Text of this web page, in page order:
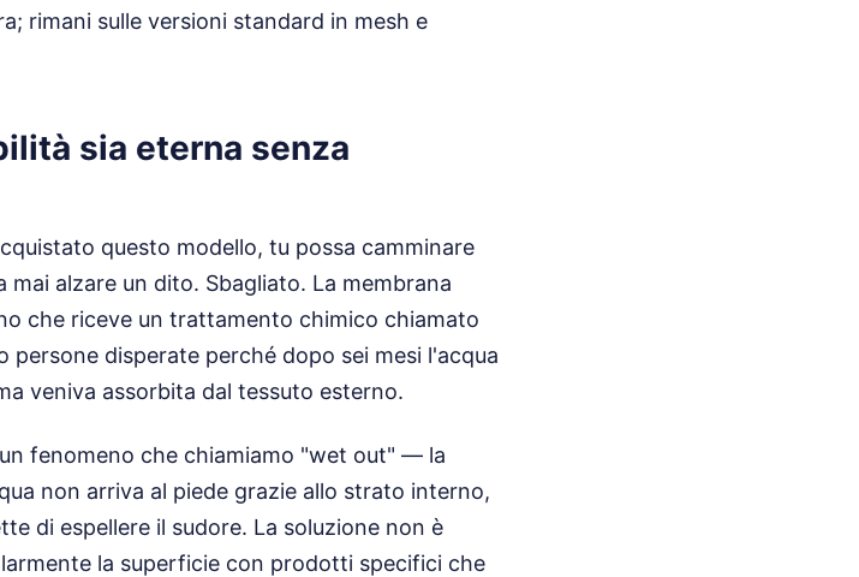
rimani sulle versioni standard in mesh e
sia eterna senza
questo modello, tu possa camminare
alzare un dito. Sbagliato. La membrana
che riceve un trattamento chimico chiamato
persone disperate perché dopo sei mesi l'acqua
veniva assorbita dal tessuto esterno.
fenomeno che chiamiamo "wet out" — la
non arriva al piede grazie allo strato interno,
di espellere il sudore. La soluzione non è
la superficie con prodotti specifici che